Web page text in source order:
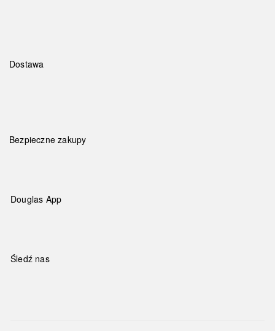
Dostawa
Bezpieczne zakupy
Douglas App
Śledź nas